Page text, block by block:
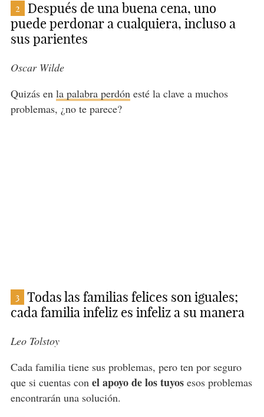
2
Después de una buena cena, uno
puede perdonar a cualquiera, incluso a
sus parientes
Oscar Wilde
Quizás en la palabra perdónesté la clave a muchos
problemas, ¿no te parece?
3
Todas las familias felices son iguales;
cada familia infeliz es infeliz a su manera
Leo Tolstoy
Cada familia tiene sus problemas, pero ten por seguro
que si cuentas con el apoyo de los tuyosesos problemas
encontrarán una solución.